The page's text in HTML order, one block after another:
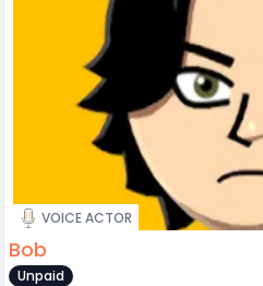
VOICE ACTOR
Bob
Unpaid